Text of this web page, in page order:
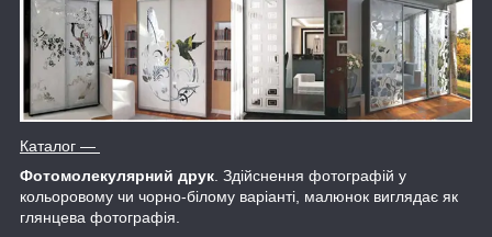
Каталог ―
Фотомолекулярний друк. Здійснення фотографій у
кольоровому чи чорно-білому варіанті, малюнок виглядає як
глянцева фотографія.